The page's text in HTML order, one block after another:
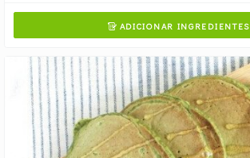
ADICIONAR INGREDIENTES